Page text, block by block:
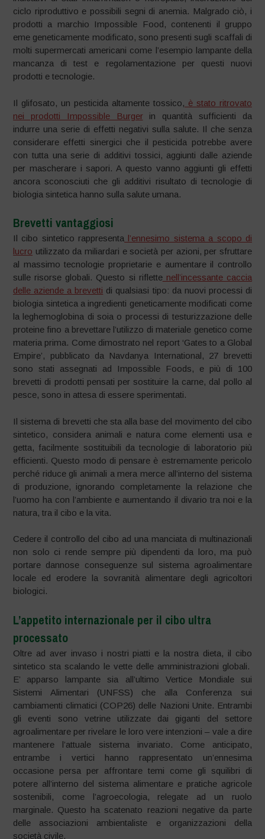
ciclo riproduttivo e possibili segni di anemia. Malgrado ciò, i
prodotti a marchio Impossible Food, contenenti il gruppo
eme geneticamente modificato, sono presenti sugli scaffali di
molti supermercati americani come l’esempio lampante della
mancanza di test e regolamentazione per questi nuovi
prodotti e tecnologie.
Il glifosato, un pesticida altamente tossico, è stato ritrovato
nei prodotti Impossible Burgerin quantità sufficienti da
indurre una serie di effetti negativi sulla salute. Il che senza
considerare effetti sinergici che il pesticida potrebbe avere
con tutta una serie di additivi tossici, aggiunti dalle aziende
per mascherare i sapori. A questo vanno aggiunti gli effetti
ancora sconosciuti che gli additivi risultato di tecnologie di
biologia sintetica hanno sulla salute umana.
Brevetti vantaggiosi
Il cibo sintetico rappresenta l’ennesimo sistema a scopo di
lucro utilizzato da miliardari e società per azioni, per sfruttare
al massimo tecnologie proprietarie e aumentare il controllo
sulle risorse globali. Questo si riflettenell’incessante caccia
delle aziende a brevetti di qualsiasi tipo: da nuovi processi di
biologia sintetica a ingredienti geneticamente modificati come
la leghemoglobina di soia o processi di testurizzazione delle
proteine fino a brevettare l’utilizzo di materiale genetico come
materia prima. Come dimostrato nel report ‘Gates to a Global
Empire’, pubblicato da Navdanya International, 27 brevetti
sono stati assegnati ad Impossible Foods, e più di 100
brevetti di prodotti pensati per sostituire la carne, dal pollo al
pesce, sono in attesa di essere sperimentati.
Il sistema di brevetti che sta alla base del movimento del cibo
sintetico, considera animali e natura come elementi usa e
getta, facilmente sostituibili da tecnologie di laboratorio più
efficienti. Questo modo di pensare è estremamente pericolo
perché riduce gli animali a mera merce all’interno del sistema
di produzione, ignorando completamente la relazione che
l’uomo ha con l’ambiente e aumentando il divario tra noi e la
natura, tra il cibo e la vita.
Cedere il controllo del cibo ad una manciata di multinazionali
non solo ci rende sempre più dipendenti da loro, ma può
portare dannose conseguenze sul sistema agroalimentare
locale ed erodere la sovranità alimentare degli agricoltori
biologici.
L’appetito internazionale per il cibo ultra
processato
Oltre ad aver invaso i nostri piatti e la nostra dieta, il cibo
sintetico sta scalando le vette delle amministrazioni globali.
E’ apparso lampante sia all’ultimo Vertice Mondiale sui
Sistemi Alimentari (UNFSS) che alla Conferenza sui
cambiamenti climatici (COP26) delle Nazioni Unite. Entrambi
gli eventi sono vetrine utilizzate dai giganti del settore
agroalimentare per rivelare le loro vere intenzioni – vale a dire
mantenere l’attuale sistema invariato. Come anticipato,
entrambe i vertici hanno rappresentato un’ennesima
occasione persa per affrontare temi come gli squilibri di
potere all’interno del sistema alimentare e pratiche agricole
sostenibili, come l’agroecologia, relegate ad un ruolo
marginale. Questo ha scatenato reazioni negative da parte
delle associazioni ambientaliste e organizzazioni della
società civile.